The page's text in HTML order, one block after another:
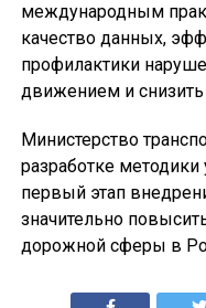
международным
качество данных,
профилактики
движением и снизить
Министерство
разработке методики
первый этап
значительно
дорожной сферы в